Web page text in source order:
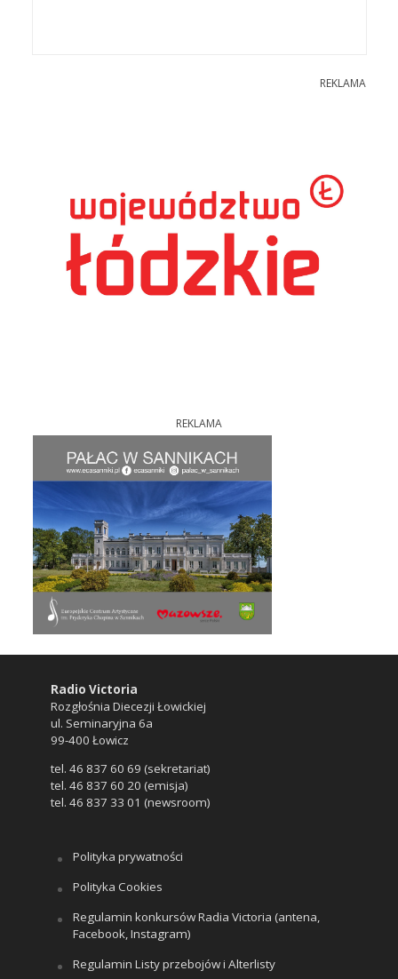
REKLAMA
REKLAMA
Radio Victoria
Rozgłośnia Diecezji Łowickiej
ul. Seminaryjna 6a
99-400 Łowicz
tel. 46 837 60 69 (sekretariat)
tel. 46 837 60 20 (emisja)
tel. 46 837 33 01 (newsroom)
Polityka prywatności
Polityka Cookies
Regulamin konkursów Radia Victoria (antena,
Facebook, Instagram)
Regulamin Listy przebojów i Alterlisty